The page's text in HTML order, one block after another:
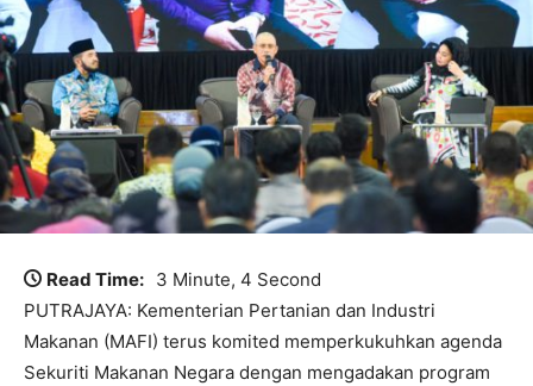
Read Time: 3 Minute, 4 Second
PUTRAJAYA: Kementerian Pertanian dan Industri
Makanan (MAFI) terus komited memperkukuhkan agenda
Sekuriti Makanan Negara dengan mengadakan program